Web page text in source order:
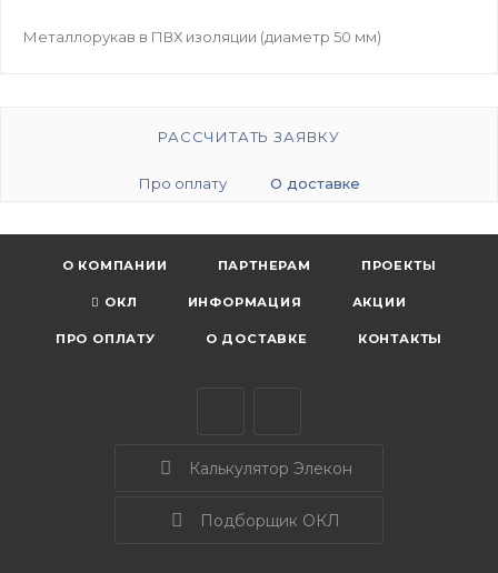
Металлорукав в ПВХ изоляции (диаметр 50 мм)
РАССЧИТАТЬ ЗАЯВКУ
Про оплату О доставке
О КОМПАНИИ ПАРТНЕРАМ ПРОЕКТЫ
ОКЛ ИНФОРМАЦИЯ АКЦИИ
ПРО ОПЛАТУ О ДОСТАВКЕ КОНТАКТЫ
Калькулятор Элекон
Подборщик ОКЛ